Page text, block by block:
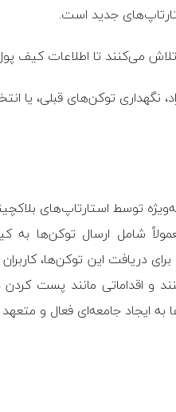
جدید است.
تلاش می‌کنند تا اطلاعات کیف
نگهداری توکن‌های قبلی، یا
توسط استارتاپ‌های
شامل ارسال توکن‌ها
دریافت این توکن‌ها،
و اقداماتی مانند پست کردن
به ایجاد جامعه‌ای فعال و